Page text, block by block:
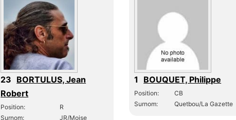
23 BORTULUS, Jean
Robert
Position:
R
Surnom:
JR/Moise
1 BOUQUET, Philippe
Position:
CB
Surnom:
Quetbou/La Gazette